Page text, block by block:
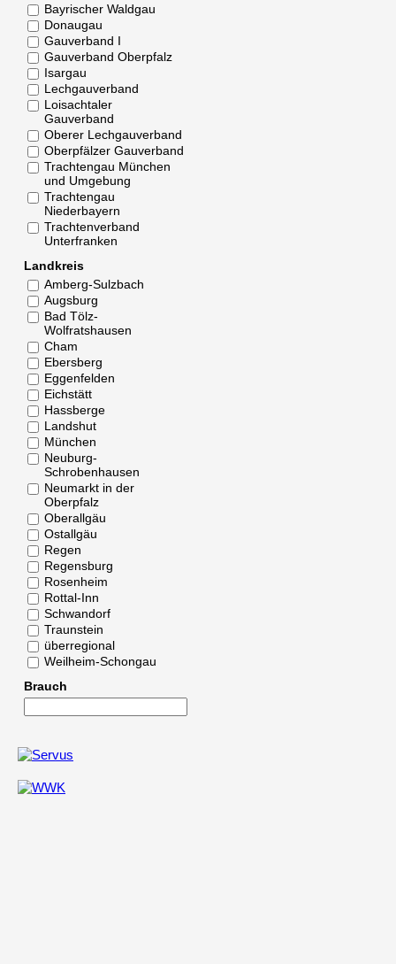
Bayrischer Waldgau
Donaugau
Gauverband I
Gauverband Oberpfalz
Isargau
Lechgauverband
Loisachtaler
Gauverband
Oberer Lechgauverband
Oberpfälzer Gauverband
Trachtengau München
und Umgebung
Trachtengau
Niederbayern
Trachtenverband
Unterfranken
Landkreis
Amberg-Sulzbach
Augsburg
Bad Tölz-
Wolfratshausen
Cham
Ebersberg
Eggenfelden
Eichstätt
Hassberge
Landshut
München
Neuburg-
Schrobenhausen
Neumarkt in der
Oberpfalz
Oberallgäu
Ostallgäu
Regen
Regensburg
Rosenheim
Rottal-Inn
Schwandorf
Traunstein
überregional
Weilheim-Schongau
Brauch